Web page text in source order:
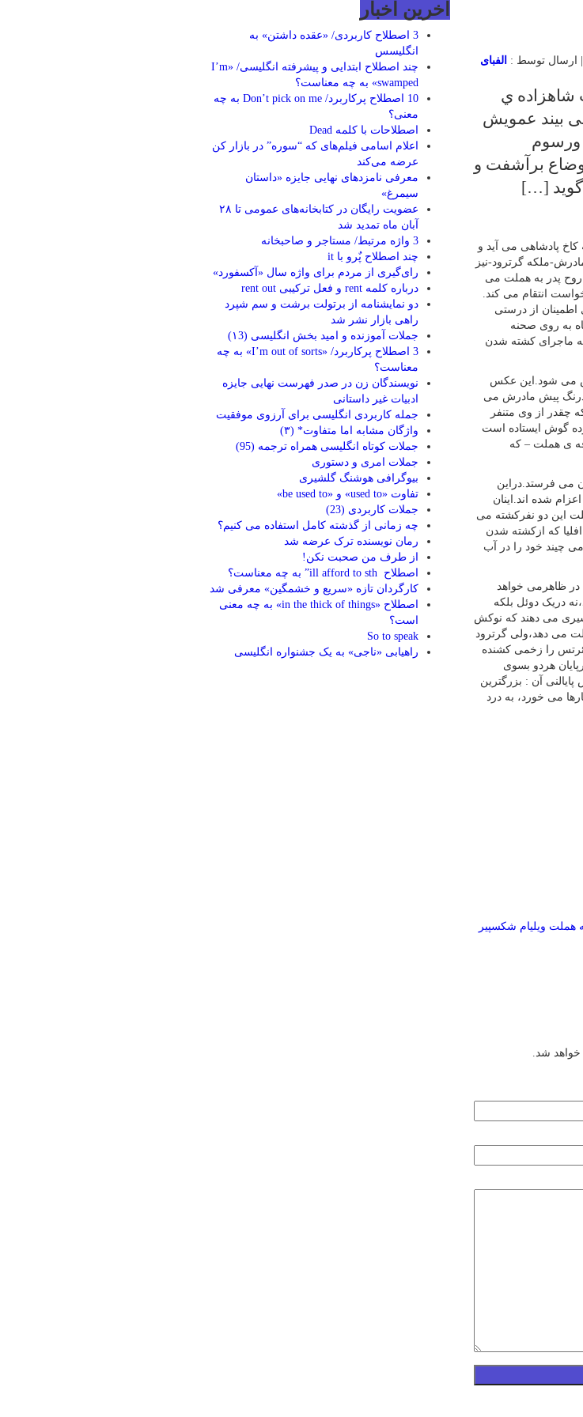
| ارسال توسط : الفبای
شاهزاده ي
بیند عمویش
ورسوم
برآشفت و
گوید […]
پادشاهی می آید و
ملکه گرترود-نیز
پدر به هملت می
انتقام می کند.
از درستی
به روی صحنه
به ماجرای کشته شدن
می شود.این عکس
درنگ پیش مادرش می
چقدر از وی متنفر
گوش ایستاده است
ی هملت – که
می فرستد.دراین
شده اند.اینان
این دو نفرکشته می
که ازکشته شدن
چیند خود را در آب
ظاهرمی خواهد
دریک دوئل بلکه
می دهند که نوکش
می دهد،ولی گرترود
را زخمی کشنده
هردو بسوی
آن : بزرگترین
می خورد، به درد
هملت ویلیام شکسپیر
شد.
اخرین اخبار
3 اصطلاح کاربردی/ «عقده داشتن» به
انگلیسس
چند اصطلاح ابتدایی و پیشرفته انگلیسی/ «I’m
swamped» به چه معناست؟
10 اصطلاح پرکاربرد/ Don’t pick on me به چه
معنی؟
اصطلاحات با کلمه Dead
اعلام اسامی فیلم‌های که “سوره” در بازار کن
عرضه می‌کند
معرفی نامزدهای نهایی جایزه «داستان
سیمرغ»
عضویت رایگان در کتابخانه‌های عمومی تا ۲۸
آبان ماه تمدید شد
3 واژه مرتبط/ مستاجر و صاحبخانه
چند اصطلاح پٌرو با it
رای‌گیری از مردم برای واژه سال «آکسفورد»
درباره کلمه rent و فعل ترکیبی rent out
دو نمایشنامه از برتولت برشت و سم شپرد
راهی بازار نشر شد
جملات آموزنده و امید بخش انگلیسی (۱3)
3 اصطلاح پرکاربرد/ «I’m out of sorts» به چه
معناست؟
نویسندگان زن در صدر فهرست نهایی جایزه
ادبیات غیر داستانی
جمله کاربردی انگلیسی برای آرزوی موفقیت
واژگان مشابه اما متفاوت* (۳)
جملات کوتاه انگلیسی همراه ترجمه (95)
جملات امری و دستوری
بیوگرافی هوشنگ گلشیری
تفاوت «used to» و «be used to»
جملات کاربردی (23)
چه زمانی از گذشته کامل استفاده می کنیم؟
رمان نویسنده ترک عرضه شد
از طرف من صحبت نکن!
اصطلاح ill afford to sth” به چه معناست؟
کارگردان تازه «سریع و خشمگین» معرفی شد
اصطلاح «in the thick of things» به چه معنی
است؟
So to speak
راهیابی «ناجی» به یک جشنواره انگلیسی